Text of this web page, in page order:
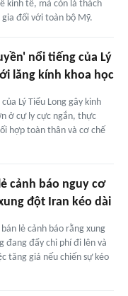
kinh tế, mà còn là thách
đối với toàn bộ Mỹ.
nổi tiếng của Lý
lăng kính khoa học
Lý Tiểu Long gây kinh
ở cự ly cực ngắn, thực
hợp toàn thân và cơ chế
cảnh báo nguy cơ
đột Iran kéo dài
lẻ cảnh báo rằng xung
đang đẩy chi phí đi lên và
tăng giá nếu chiến sự kéo